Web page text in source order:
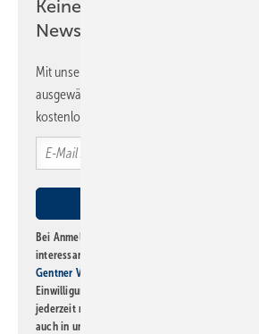
Keine Zeit? Kein Problem
Newsletter!
Mit unserem Newsletter erhalten Sie
ausgewählte Informationen und
kostenlos direkt ins Postfach.
Bei Anmeldung zu diesem Newsletter bin ich
interessante Verlags- und Online-Angebote
Gentner Verlag GmbH & Co. KG
Einwilligung kann ich jederzeit widerrufen und
jederzeit möglich. Informationen zum Umgang
auch in unserer